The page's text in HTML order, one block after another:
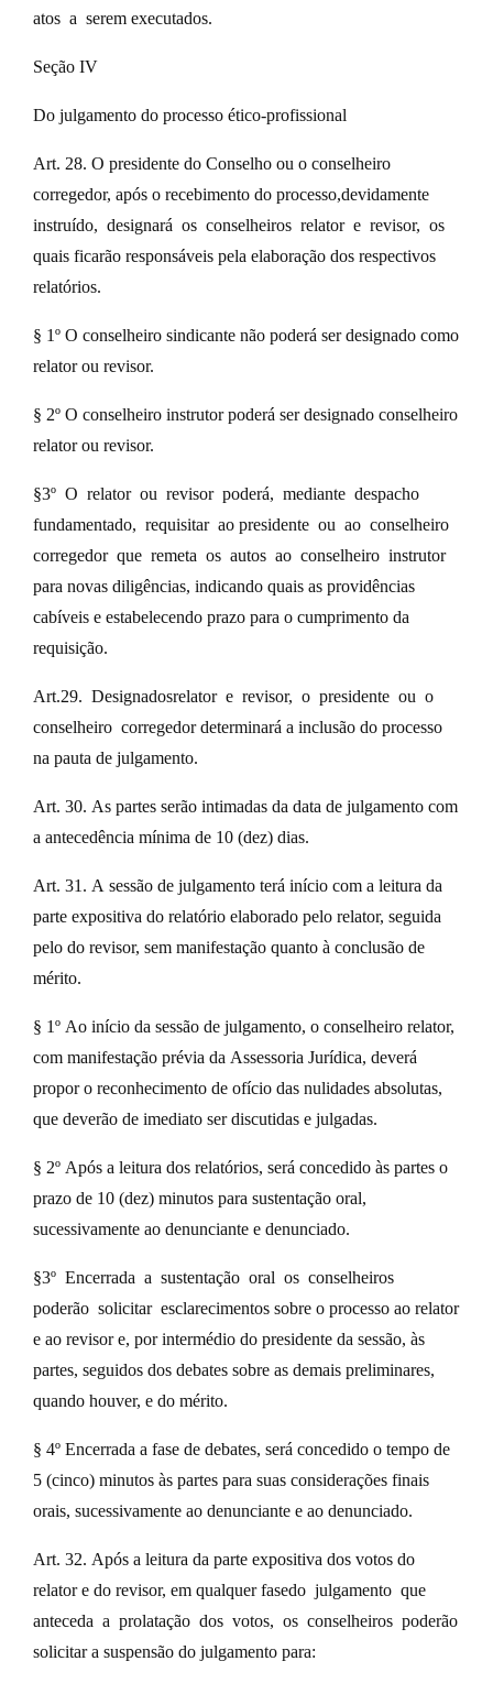
atos a serem executados.
Seção IV
Do julgamento do processo ético-profissional
Art. 28. O presidente do Conselho ou o conselheiro
corregedor, após o recebimento do processo,devidamente
instruído, designará os conselheiros relator e revisor, os
quais ficarão responsáveis pela elaboração dos respectivos
relatórios.
§ 1º O conselheiro sindicante não poderá ser designado como
relator ou revisor.
§ 2º O conselheiro instrutor poderá ser designado conselheiro
relator ou revisor.
§3º O relator ou revisor poderá, mediante despacho
fundamentado, requisitar ao presidente ou ao conselheiro
corregedor que remeta os autos ao conselheiro instrutor
para novas diligências, indicando quais as providências
cabíveis e estabelecendo prazo para o cumprimento da
requisição.
Art.29. Designadosrelator e revisor, o presidente ou o
conselheiro corregedor determinará a inclusão do processo
na pauta de julgamento.
Art. 30. As partes serão intimadas da data de julgamento com
a antecedência mínima de 10 (dez) dias.
Art. 31. A sessão de julgamento terá início com a leitura da
parte expositiva do relatório elaborado pelo relator, seguida
pelo do revisor, sem manifestação quanto à conclusão de
mérito.
§ 1º Ao início da sessão de julgamento, o conselheiro relator,
com manifestação prévia da Assessoria Jurídica, deverá
propor o reconhecimento de ofício das nulidades absolutas,
que deverão de imediato ser discutidas e julgadas.
§ 2º Após a leitura dos relatórios, será concedido às partes o
prazo de 10 (dez) minutos para sustentação oral,
sucessivamente ao denunciante e denunciado.
§3º Encerrada a sustentação oral os conselheiros
poderão solicitar esclarecimentos sobre o processo ao relator
e ao revisor e, por intermédio do presidente da sessão, às
partes, seguidos dos debates sobre as demais preliminares,
quando houver, e do mérito.
§ 4º Encerrada a fase de debates, será concedido o tempo de
5 (cinco) minutos às partes para suas considerações finais
orais, sucessivamente ao denunciante e ao denunciado.
Art. 32. Após a leitura da parte expositiva dos votos do
relator e do revisor, em qualquer fasedo julgamento que
anteceda a prolatação dos votos, os conselheiros poderão
solicitar a suspensão do julgamento para: